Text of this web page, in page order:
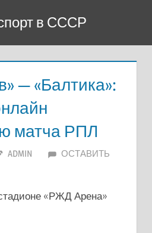
в СССР
— «Балтика»:
матча РПЛ
ADMIN
ОСТАВИТЬ
«РЖД Арена»